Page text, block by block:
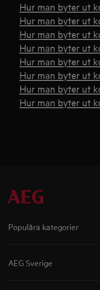
Hur man byter ut
Hur man byter ut
Hur man byter ut
Hur man byter ut
Hur man byter ut
Hur man byter ut
Hur man byter ut
Hur man byter ut
Populära kategorier
AEG Sverige